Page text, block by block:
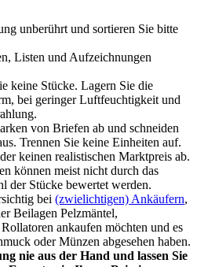
unberührt und sortieren Sie bitte
Listen und Aufzeichnungen
keine Stücke. Lagern Sie die
bei geringer Luftfeuchtigkeit und
von Briefen ab und schneiden
Trennen Sie keine Einheiten auf.
keinen realistischen Marktpreis ab.
können meist nicht durch das
der Stücke bewertet werden.
bei (zwielichtigen) Ankäufern,
Beilagen Pelzmäntel,
ankaufen möchten und es
oder Münzen abgesehen haben.
nie aus der Hand und lassen Sie